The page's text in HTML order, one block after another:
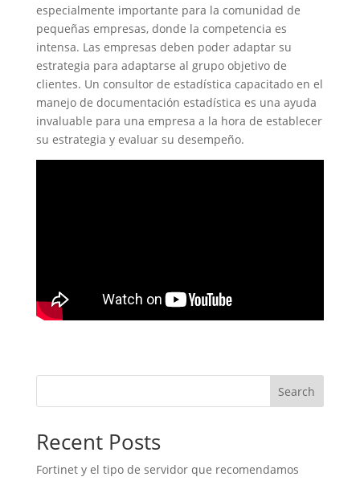
especialmente importante para la comunidad de
pequeñas empresas, donde la competencia es
intensa. Las empresas deben poder adaptar su
estrategia para adaptarse al grupo objetivo de
clientes. Un consultor de estadística capacitado en el
manejo de documentación estadística es una ayuda
invaluable para una empresa a la hora de establecer
su estrategia y evaluar su desempeño.
Search
Recent Posts
Fortinet y el tipo de servidor que recomendamos